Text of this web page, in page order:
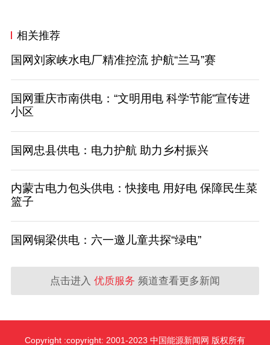
相关推荐
国网刘家峡水电厂精准控流 护航“兰马”赛
国网重庆市南供电：“文明用电 科学节能”宣传进
小区
国网忠县供电：电力护航 助力乡村振兴
内蒙古电力包头供电：快接电 用好电 保障民生菜
篮子
国网铜梁供电：六一邀儿童共探“绿电”
点击进入 优质服务 频道查看更多新闻
Copyright :copyright: 2001-2023 中国能源新闻网 版权所有